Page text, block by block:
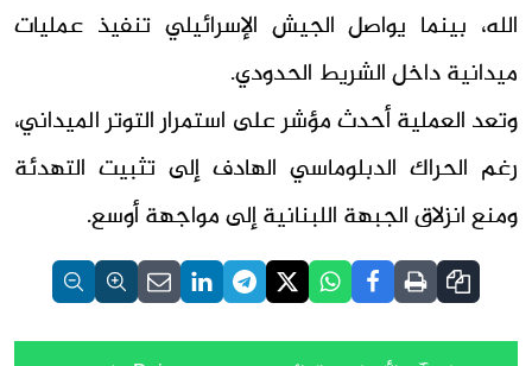
الله، بينما يواصل الجيش الإسرائيلي تنفيذ عمليات
ميدانية داخل الشريط الحدودي.
وتعد العملية أحدث مؤشر على استمرار التوتر الميداني،
رغم الحراك الدبلوماسي الهادف إلى تثبيت التهدئة
ومنع انزلاق الجبهة اللبنانية إلى مواجهة أوسع.